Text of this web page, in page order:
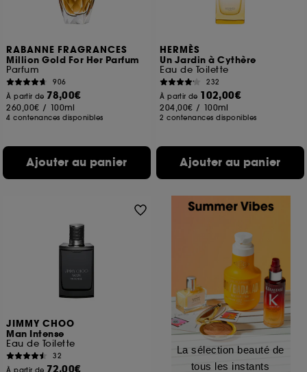
RABANNE FRAGRANCES
Million Gold For Her Parfum
Parfum
906
À partir de 78,00€
260,00€ / 100ml
4 contenances disponibles
Ajouter au panier
HERMÈS
Un Jardin à Cythère
Eau de Toilette
232
À partir de 102,00€
204,00€ / 100ml
2 contenances disponibles
Ajouter au panier
JIMMY CHOO
Man Intense
Eau de Toilette
32
72,00€
La sélection beauté de
tous les instants